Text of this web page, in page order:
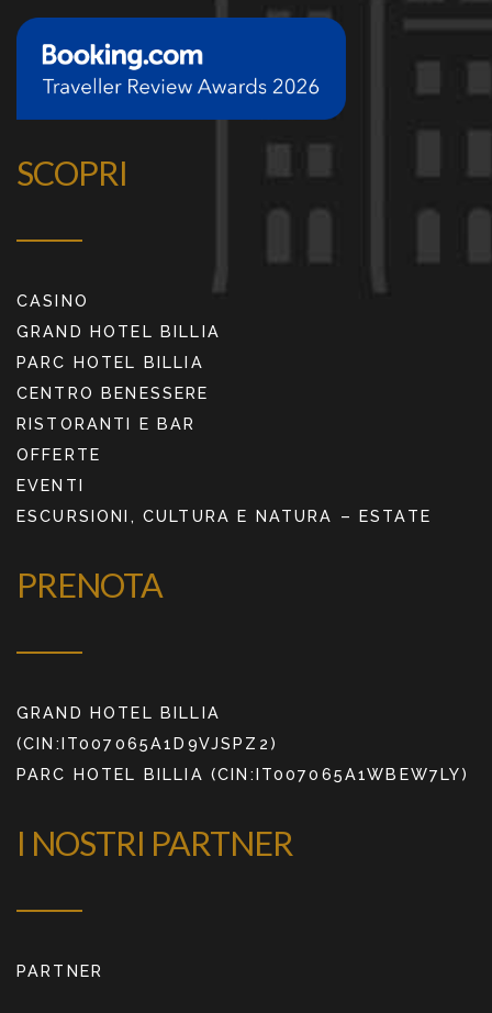
SCOPRI
CASINO
GRAND HOTEL BILLIA
PARC HOTEL BILLIA
CENTRO BENESSERE
RISTORANTI E BAR
OFFERTE
EVENTI
ESCURSIONI, CULTURA E NATURA – ESTATE
PRENOTA
GRAND HOTEL BILLIA
(CIN:IT007065A1D9VJSPZ2)
PARC HOTEL BILLIA (CIN:IT007065A1WBEW7LY)
I NOSTRI PARTNER
PARTNER